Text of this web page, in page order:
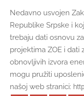
Nedavno usvojen
Republike Srpske i
trebaju dati osnovu
projektima ZOE i dati
obnovljivih izvora
mogu pružiti
našoj web stranici: